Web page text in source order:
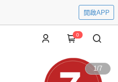
開啟APP
0
1/7